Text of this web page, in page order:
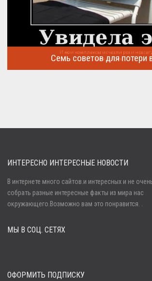
Семь советов для потери
Войти
Забыли пароль?
ИНТЕРЕСНО ИНТЕРЕСНЫЕ НОВОСТИ
В интернете много сайтов.и интересных и не
собрать разные интересные факты из мира нас
окружающего.Возможно вам это понравится. .
МЫ В СОЦ. СЕТЯХ
ОФОРМИТЬ ПОДПИСКУ